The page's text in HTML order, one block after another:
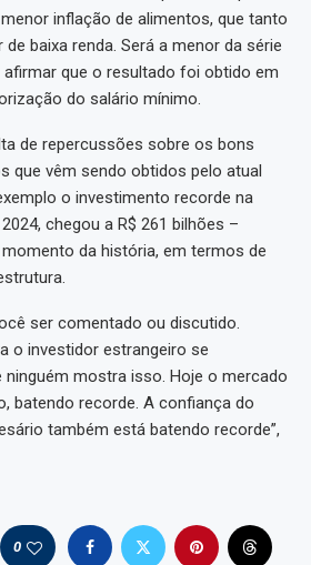
inflação de alimentos, que tanto
baixa renda. Será a menor da série
afirmar que o resultado foi obtido em
do salário mínimo.
de repercussões sobre os bons
que vêm sendo obtidos pelo atual
o investimento recorde na
chegou a R$ 261 bilhões –
da história, em termos de
ser comentado ou discutido.
o investidor estrangeiro se
ninguém mostra isso. Hoje o mercado
batendo recorde. A confiança do
também está batendo recorde”,
0